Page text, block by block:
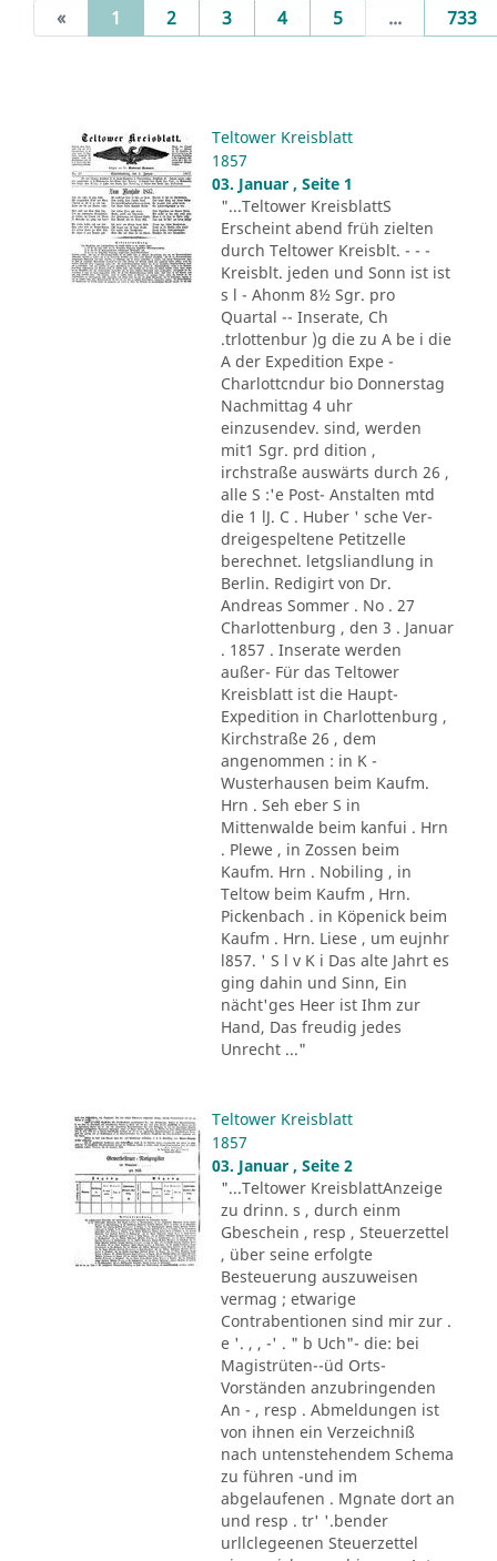
« 1 (current)
2 3 4 5 ... 733
Teltower Kreisblatt
1857
03. Januar , Seite 1
"...Teltower KreisblattS
Erscheint abend früh zielten
durch Teltower Kreisblt. - - -
Kreisblt. jeden und Sonn ist ist
s l - Ahonm 8½ Sgr. pro
Quartal -- Inserate, Ch
.trlottenbur )g die zu A be i die
A der Expedition Expe -
Charlottcndur bio Donnerstag
Nachmittag 4 uhr
einzusendev. sind, werden
mit1 Sgr. prd dition ,
irchstraße auswärts durch 26 ,
alle S :'e Post- Anstalten mtd
die 1 lJ. C . Huber ' sche Ver-
dreigespeltene Petitzelle
berechnet. letgsliandlung in
Berlin. Redigirt von Dr.
Andreas Sommer . No . 27
Charlottenburg , den 3 . Januar
. 1857 . Inserate werden
außer- Für das Teltower
Kreisblatt ist die Haupt-
Expedition in Charlottenburg ,
Kirchstraße 26 , dem
angenommen : in K -
Wusterhausen beim Kaufm.
Hrn . Seh eber S in
Mittenwalde beim kanfui . Hrn
. Plewe , in Zossen beim
Kaufm. Hrn . Nobiling , in
Teltow beim Kaufm , Hrn.
Pickenbach . in Köpenick beim
Kaufm . Hrn. Liese , um eujnhr
l857. ' S l v K i Das alte Jahrt es
ging dahin und Sinn, Ein
nächt'ges Heer ist Ihm zur
Hand, Das freudig jedes
Unrecht ..."
Teltower Kreisblatt
1857
03. Januar , Seite 2
"...Teltower KreisblattAnzeige
zu drinn. s , durch einm
Gbeschein , resp , Steuerzettel
, über seine erfolgte
Besteuerung auszuweisen
vermag ; etwarige
Contrabentionen sind mir zur .
e '. , , -' . " b Uch"- die: bei
Magistrüten--üd Orts-
Vorständen anzubringenden
An - , resp . Abmeldungen ist
von ihnen ein Verzeichniß
nach untenstehendem Schema
zu führen -und im
abgelaufenen . Mgnate dort an
und resp . tr' '.bender
urllclegeenen Steuerzettel